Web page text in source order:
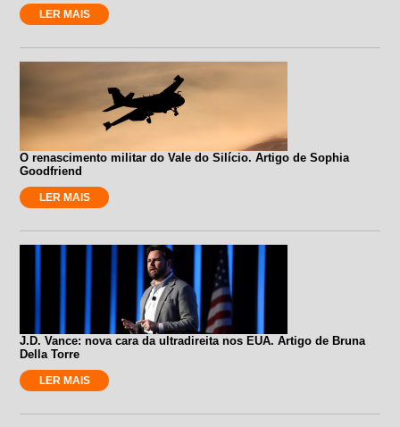
LER MAIS
O renascimento militar do Vale do Silício. Artigo de Sophia
Goodfriend
LER MAIS
J.D. Vance: nova cara da ultradireita nos EUA. Artigo de Bruna
Della Torre
LER MAIS